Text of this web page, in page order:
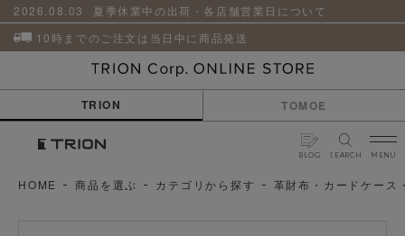
2026.08.03
夏季休業中の出荷・各店舗営業日について
10時までのご注文は当日中に商品発送
TRION TOMOE
BLOG SEARCH MENU
革
小
物
ア
品
HOME 商品を選ぶ カテゴリから探す 革財布・カードケース